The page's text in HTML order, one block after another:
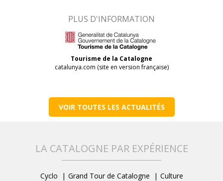
PLUS D'INFORMATION
Tourisme de la Catalogne
catalunya.com (site en version française)
VOIR TOUTES LES ACTUALITÉS
LA CATALOGNE PAR EXPÉRIENCE
Cyclo Grand Tour de Catalogne
Culture